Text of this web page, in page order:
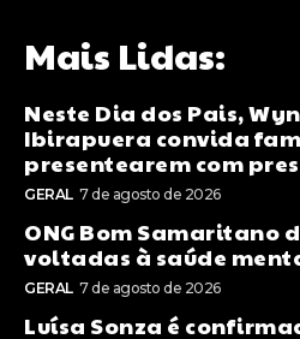
Mais Lidas:
Neste Dia dos Pais,
Ibirapuera convida
presentearem com
GERAL 7 de agosto de 2026
ONG Bom Samaritano
voltadas à saúde
GERAL 7 de agosto de 2026
Luísa Sonza é